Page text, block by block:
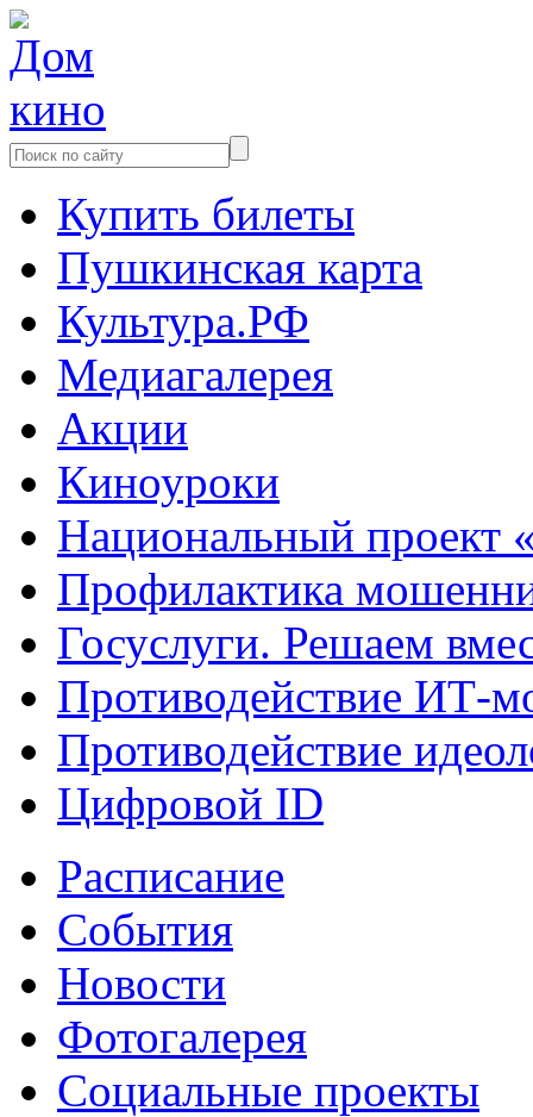
Купить билеты
Пушкинская карта
Культура.РФ
Медиагалерея
Акции
Киноуроки
Национальный проект
Профилактика
Госуслуги. Решаем
Противодействие ИТ-
Противодействие
Цифровой ID
Расписание
События
Новости
Фотогалерея
Социальные проекты